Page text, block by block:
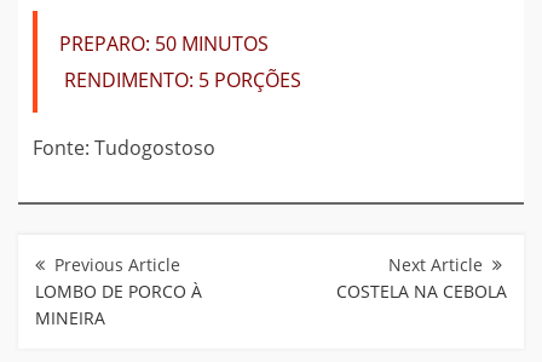
PREPARO: 50 MINUTOS
RENDIMENTO: 5 PORÇÕES
Fonte: Tudogostoso
de
Post
LOMBO DE PORCO À
MINEIRA
COSTELA NA CEBOLA